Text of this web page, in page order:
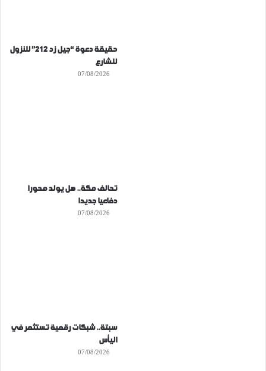
حقيقة دعوة “جيل زد 212” للنزول
للشارع
07/08/2026
تحالف مكة.. هل يولد محورا
دفاعيا جديدا
07/08/2026
سبتة.. شبكات رقمية تستثمر في
اليأس
07/08/2026